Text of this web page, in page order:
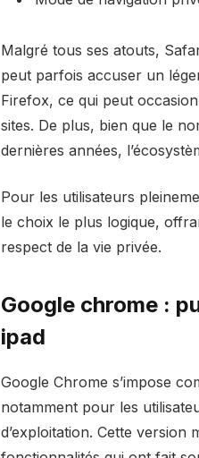
Malgré tous ses atouts,
peut parfois accuser un
Firefox, ce qui peut
sites. De plus, bien que le
dernières années,
Pour les utilisateurs
le choix le plus logique,
respect de la vie privée.
Google chrome :
ipad
Google Chrome s’impose
notamment pour les
d’exploitation. Cette